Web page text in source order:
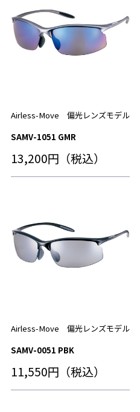
Airless-Move 偏光レンズモデル
SAMV-1051 GMR
13,200円（税込）
Airless-Move 偏光レンズモデル
SAMV-0051 PBK
11,550円（税込）